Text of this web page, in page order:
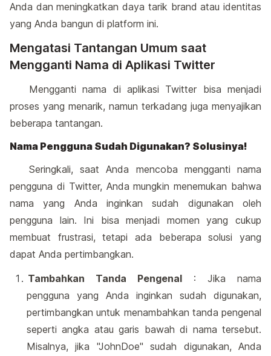
Anda dan meningkatkan daya tarik brand atau identitas
yang Anda bangun di platform ini.
Mengatasi Tantangan Umum saat
Mengganti Nama di Aplikasi Twitter
Mengganti nama di aplikasi Twitter bisa menjadi
proses yang menarik, namun terkadang juga menyajikan
beberapa tantangan.
Nama Pengguna Sudah Digunakan? Solusinya!
Seringkali, saat Anda mencoba mengganti nama
pengguna di Twitter, Anda mungkin menemukan bahwa
nama yang Anda inginkan sudah digunakan oleh
pengguna lain. Ini bisa menjadi momen yang cukup
membuat frustrasi, tetapi ada beberapa solusi yang
dapat Anda pertimbangkan.
Tambahkan Tanda Pengenal : Jika nama
pengguna yang Anda inginkan sudah digunakan,
pertimbangkan untuk menambahkan tanda pengenal
seperti angka atau garis bawah di nama tersebut.
Misalnya, jika "JohnDoe" sudah digunakan, Anda